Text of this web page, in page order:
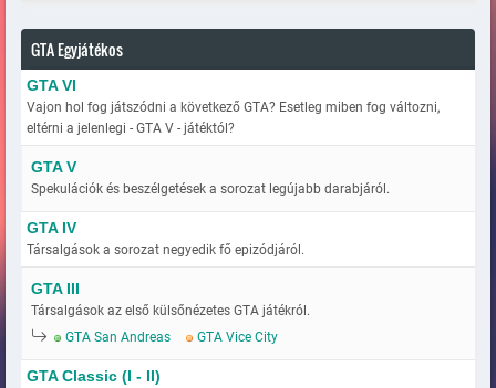
GTA Egyjátékos
GTA VI
Vajon hol fog játszódni a következő GTA? Esetleg miben fog változni,
eltérni a jelenlegi - GTA V - játéktól?
GTA V
Spekulációk és beszélgetések a sorozat legújabb darabjáról.
GTA IV
Társalgások a sorozat negyedik fő epizódjáról.
GTA III
Társalgások az első külsőnézetes GTA játékról.
GTA San Andreas
GTA Vice City
GTA Classic (I - II)